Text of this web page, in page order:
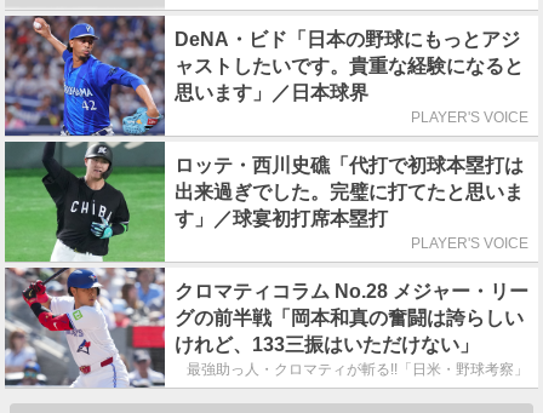
DeNA・ビド「日本の野球にもっとアジ
ャストしたいです。貴重な経験になると
思います」／日本球界
PLAYER'S VOICE
ロッテ・西川史礁「代打で初球本塁打は
出来過ぎでした。完璧に打てたと思いま
す」／球宴初打席本塁打
PLAYER'S VOICE
クロマティコラム No.28 メジャー・リー
グの前半戦「岡本和真の奮闘は誇らしい
けれど、133三振はいただけない」
最強助っ人・クロマティが斬る!!「日米・野球考察」